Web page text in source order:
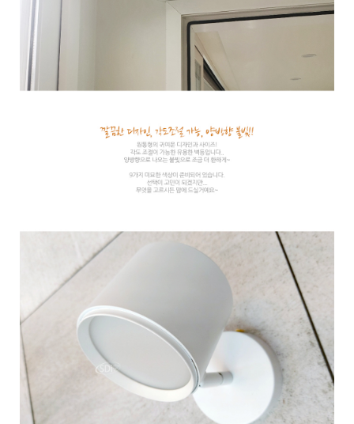
이코 라이프 하